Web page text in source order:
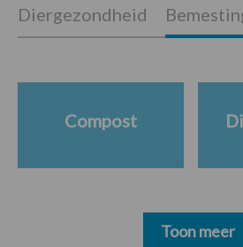
Diergezondheid
Compost
Toon meer